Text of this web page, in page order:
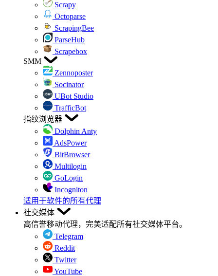
Scrapy
Octoparse
ScrapingBee
ParseHub
Scrapebox
SMM
Zennoposter
Socinator
UBot Studio
TrafficBot
指纹浏览器
Dolphin Anty
AdsPower
BitBrowser
Multilogin
GoLogin
Incogniton
适用于软件的所有代理
社交媒体
高信誉移动代理，完美适配所有社交媒体平台。
Telegram
Reddit
Twitter
YouTube